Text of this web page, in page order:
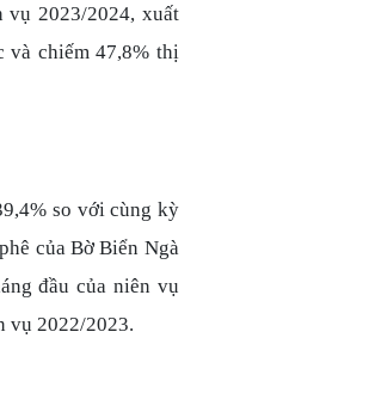
vụ 2023/2024, xuất
và chiếm 47,8% thị
so với cùng kỳ
của Bờ Biển Ngà
đầu của niên vụ
vụ 2022/2023.